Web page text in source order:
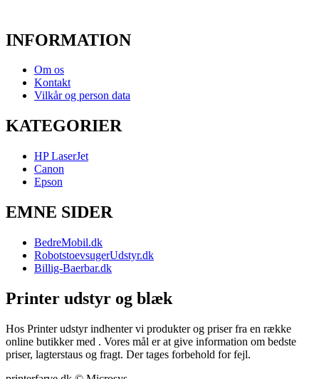
INFORMATION
Om os
Kontakt
Vilkår og person data
KATEGORIER
HP LaserJet
Canon
Epson
EMNE SIDER
BedreMobil.dk
RobotstoevsugerUdstyr.dk
Billig-Baerbar.dk
Printer udstyr og blæk
Hos Printer udstyr indhenter vi produkter og priser fra en række
online butikker med . Vores mål er at give information om bedste
priser, lagterstaus og fragt. Der tages forbehold for fejl.